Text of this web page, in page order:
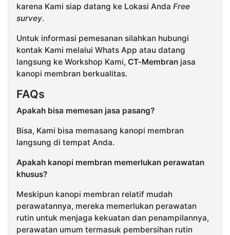
karena Kami siap datang ke Lokasi Anda Free
survey.
Untuk informasi pemesanan silahkan hubungi
kontak Kami melalui Whats App atau datang
langsung ke Workshop Kami, CT-Membran jasa
kanopi membran berkualitas.
FAQs
Apakah bisa memesan jasa pasang?
Bisa, Kami bisa memasang kanopi membran
langsung di tempat Anda.
Apakah kanopi membran memerlukan perawatan
khusus?
Meskipun kanopi membran relatif mudah
perawatannya, mereka memerlukan perawatan
rutin untuk menjaga kekuatan dan penampilannya,
perawatan umum termasuk pembersihan rutin